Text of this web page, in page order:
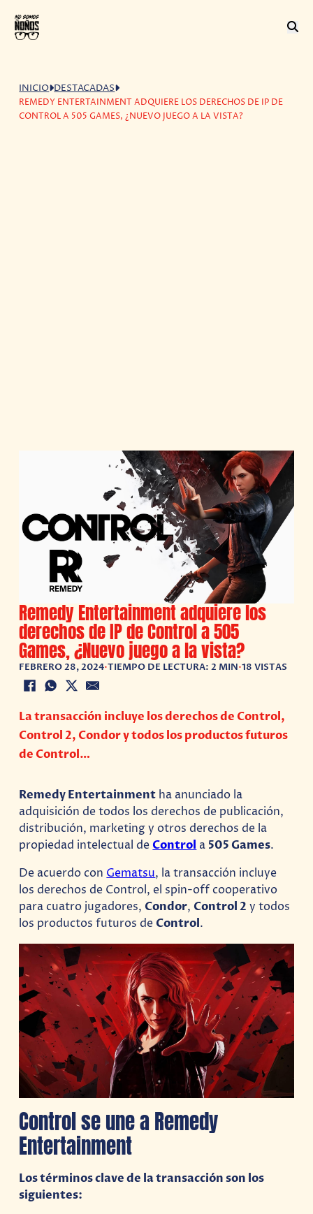
INICIO DESTACADAS
REMEDY ENTERTAINMENT ADQUIERE LOS DERECHOS DE IP DE
CONTROL A 505 GAMES, ¿NUEVO JUEGO A LA VISTA?
Remedy Entertainment adquiere los
derechos de IP de Control a 505
Games, ¿Nuevo juego a la vista?
FEBRERO 28, 2024•TIEMPO DE LECTURA: 2 MIN•18 VISTAS
La transacción incluye los derechos de Control,
Control 2, Condor y todos los productos futuros
de Control…
Remedy Entertainment ha anunciado la
adquisición de todos los derechos de publicación,
distribución, marketing y otros derechos de la
propiedad intelectual deControl a 505 Games.
De acuerdo conGematsu, la transacción incluye
los derechos de Control, el spin-off cooperativo
para cuatro jugadores, Condor, Control 2 y todos
los productos futuros de Control.
Control se une a Remedy
Entertainment
Los términos clave de la transacción son los
siguientes: